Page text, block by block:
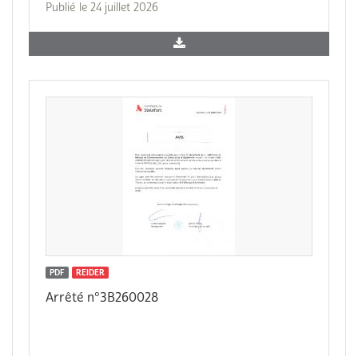
Publié le 24 juillet 2026
PDF REIDER
Arrêté n°3B260028